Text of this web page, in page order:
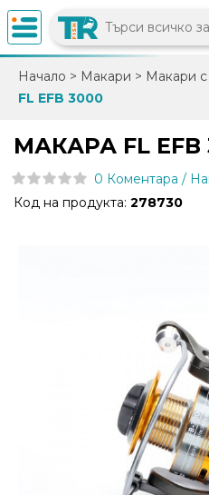
×
0882
086
info@trfish.com
продукти
Начало > Макари > Макари
FL EFB 3000
МАКАРА FL EFB
0 Коментара /
Код на продукта: 278730